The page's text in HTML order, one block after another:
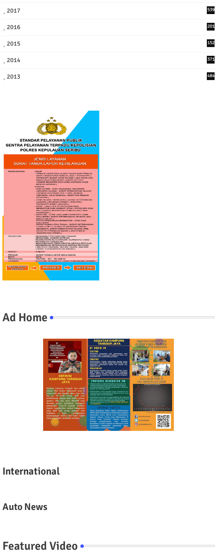
2017
539
2016
201
2015 152
2014 371
2013 484
Ad Home
International
Auto News
Featured Video